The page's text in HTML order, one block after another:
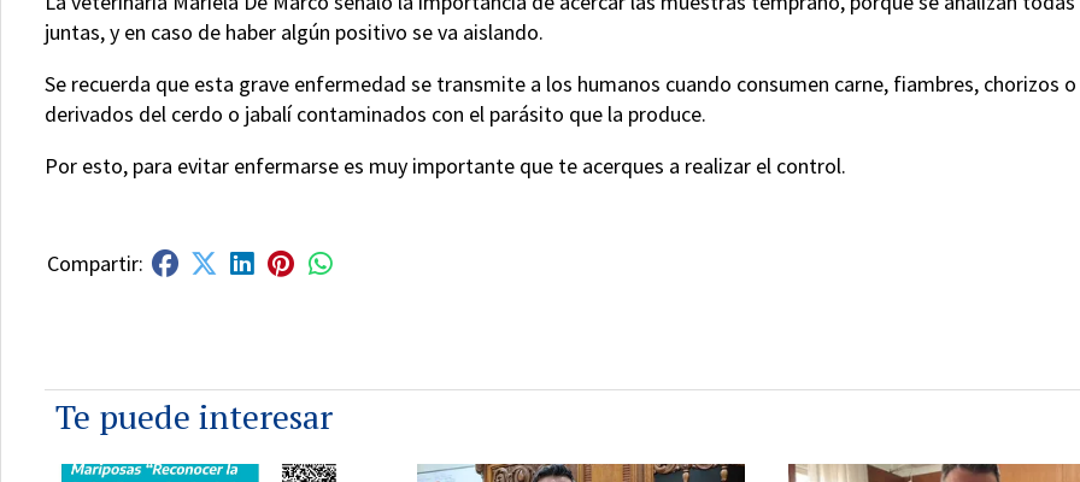
juntas, y en caso de haber algún positivo se va aislando.
Se recuerda que esta grave enfermedad se transmite a los humanos cuando consumen carne, fiambres, chorizos o
derivados del cerdo o jabalí contaminados con el parásito que la produce.
Por esto, para evitar enfermarse es muy importante que te acerques a realizar el control.
Te puede interesar